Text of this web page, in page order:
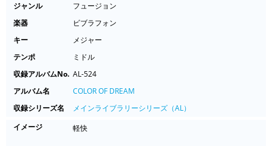
ジャンル
フュージョン
楽器
ビブラフォン
キー
メジャー
テンポ
ミドル
収録アルバムNo. AL-524
アルバム名
COLOR OF DREAM
収録シリーズ名
メインライブラリーシリーズ（AL）
イメージ
軽快